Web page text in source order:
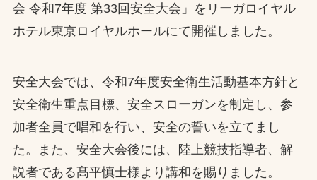
お取引先の皆様へ
プライバシーポリシー
ソーシャルメディアポリシー
会 令和7年度 第33回安全大会」をリーガロイヤル
ホテル東京ロイヤルホールにて開催しました。
安全大会では、令和7年度安全衛生活動基本方針と
安全衛生重点目標、安全スローガンを制定し、参
加者全員で唱和を行い、安全の誓いを立てまし
た。また、安全大会後には、陸上競技指導者、解
説者である髙平慎士様より講和を賜りました。